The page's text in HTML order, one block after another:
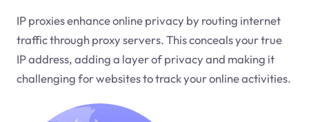
IP proxies enhance online privacy by routing internet
traffic through proxy servers. This conceals your true
IP address, adding a layer of privacy and making it
challenging for websites to track your online activities.